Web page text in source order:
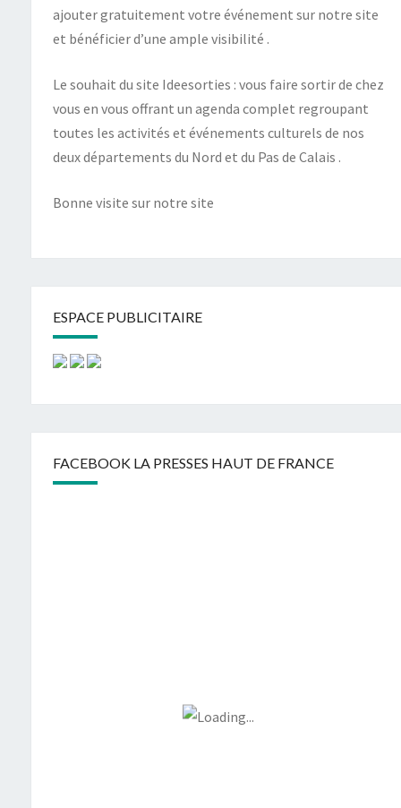
ajouter gratuitement votre événement sur notre site
et bénéficier d’une ample visibilité .
Le souhait du site Ideesorties : vous faire sortir de chez
vous en vous offrant un agenda complet regroupant
toutes les activités et événements culturels de nos
deux départements du Nord et du Pas de Calais .
Bonne visite sur notre site
ESPACE PUBLICITAIRE
FACEBOOK LA PRESSES HAUT DE FRANCE